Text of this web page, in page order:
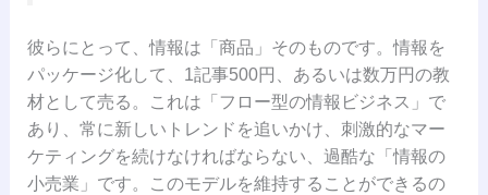
彼らにとって、情報は「商品」そのものです。情報を
パッケージ化して、1記事500円、あるいは数万円の教
材として売る。これは「フロー型の情報ビジネス」で
あり、常に新しいトレンドを追いかけ、刺激的なマー
ケティングを続けなければならない、過酷な「情報の
小売業」です。このモデルを維持することができるの